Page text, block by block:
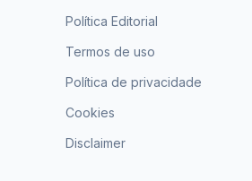
Política Editorial
Termos de uso
Política de privacidade
Cookies
Disclaimer